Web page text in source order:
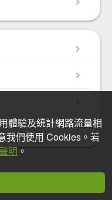
體驗及統計網路流量相
我們使用 Cookies。若
明 。